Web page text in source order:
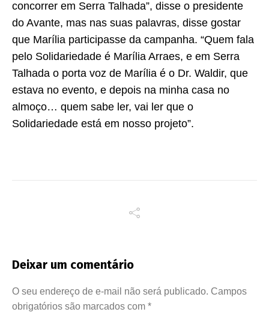
concorrer em Serra Talhada”, disse o presidente
do Avante, mas nas suas palavras, disse gostar
que Marília participasse da campanha. “Quem fala
pelo Solidariedade é Marília Arraes, e em Serra
Talhada o porta voz de Marília é o Dr. Waldir, que
estava no evento, e depois na minha casa no
almoço… quem sabe ler, vai ler que o
Solidariedade está em nosso projeto”.
Deixar um comentário
O seu endereço de e-mail não será publicado. Campos
obrigatórios são marcados com *